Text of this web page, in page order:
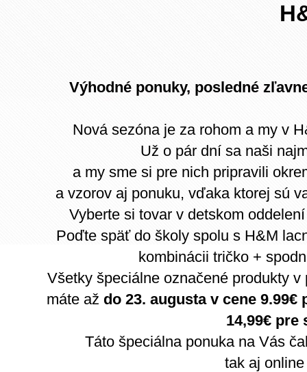
Výhodné ponuky, posledné
Nová sezóna je za rohom a my v
Už o pár dní sa naši
a my sme si pre nich pripravili
a vzorov aj ponuku, vďaka ktorej sú
Vyberte si tovar v detskom
Poďte späť do školy spolu s H&M
kombinácii tričko +
Všetky špeciálne označené produkty
máte až do 23. augusta v cene
14,99€ pre
Táto špeciálna ponuka na Vás
tak aj